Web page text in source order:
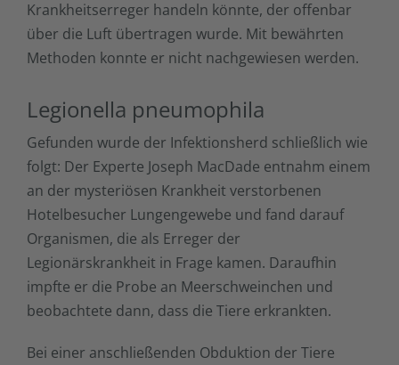
Krankheitserreger handeln könnte, der offenbar
über die Luft übertragen wurde. Mit bewährten
Methoden konnte er nicht nachgewiesen werden.
Legionella pneumophila
Gefunden wurde der Infektionsherd schließlich wie
folgt: Der Experte Joseph MacDade entnahm einem
an der mysteriösen Krankheit verstorbenen
Hotelbesucher Lungengewebe und fand darauf
Organismen, die als Erreger der
Legionärskrankheit in Frage kamen. Daraufhin
impfte er die Probe an Meerschweinchen und
beobachtete dann, dass die Tiere erkrankten.
Bei einer anschließenden Obduktion der Tiere